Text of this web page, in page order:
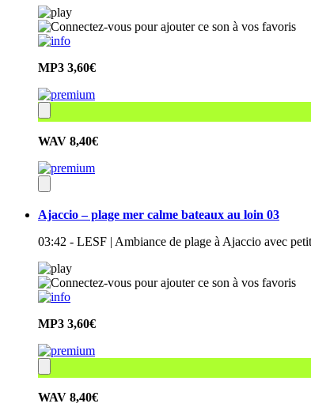
MP3 3,60€
WAV 8,40€
Ajaccio – plage mer calme bateaux au loin 03
03:42 - LESF | Ambiance de plage à Ajaccio avec
MP3 3,60€
WAV 8,40€